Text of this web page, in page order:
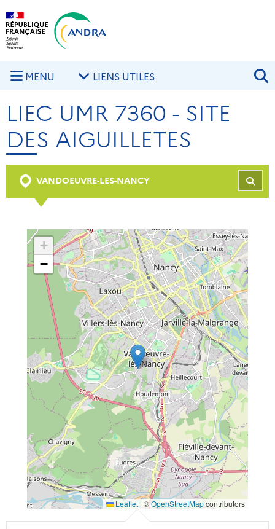
Aller au contenu principal
MENU LIENS UTILES
LIEC UMR 7360 - SITE
DES AIGUILLETES
VANDOEUVRE-LES-NANCY
+
−
Leaflet | ©OpenStreetMapcontributors